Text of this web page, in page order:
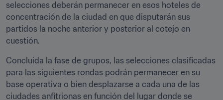
selecciones deberán permanecer en esos hoteles de
concentración de la ciudad en que disputarán sus
partidos la noche anterior y posterior al cotejo en
cuestión.
Concluida la fase de grupos, las selecciones clasificadas
para las siguientes rondas podrán permanecer en su
base operativa o bien desplazarse a cada una de las
ciudades anfitrionas en función del lugar donde se